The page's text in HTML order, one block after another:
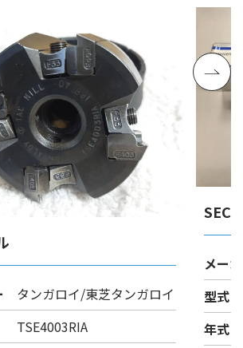
タンガロイ/東芝タンガロイ
TSE4003RIA
SEC-
メー
型式
年式